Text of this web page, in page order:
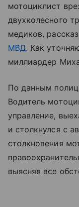
мотоциклист
двухколесного
медиков,
МВД. Как
миллиардер
По данным
Водитель
управление,
и столкнулся с
столкновения
выясняя все